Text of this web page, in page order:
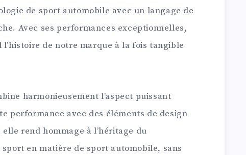
de sport automobile avec un langage de
Avec ses performances exceptionnelles,
l’histoire de notre marque à la fois tangible
harmonieusement l’aspect puissant
performance avec des éléments de design
rend hommage à l’héritage du
en matière de sport automobile, sans